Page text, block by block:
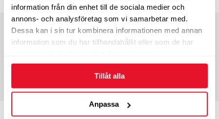
information från din enhet till de sociala medier och
annons- och analysföretag som vi samarbetar med.
Dessa kan i sin tur kombinera informationen med annan
information som du har tillhandahållit eller som de har
Tillåt alla
Anpassa
Tum
Bel.index
101
3-4 dagars leveranstid
Bredd 245 Profil 40